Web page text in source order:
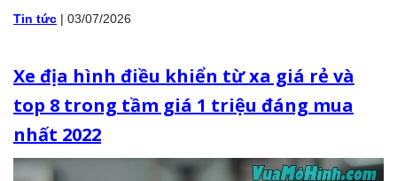
Tin tức | 03/07/2026
Xe địa hình điều khiển từ xa giá rẻ và
top 8 trong tầm giá 1 triệu đáng mua
nhất 2022